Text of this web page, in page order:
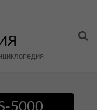
5000